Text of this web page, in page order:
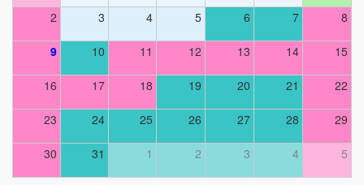
2 3 4 5 6 7 8
9 10 11 12 13 14 15
16 17 18 19 20 21 22
23 24 25 26 27 28 29
30 31 1 2 3 4 5